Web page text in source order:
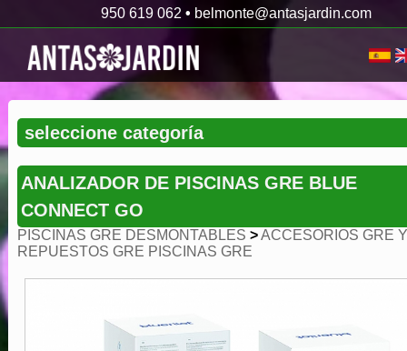
950 619 062 • belmonte@antasjardin.com
ANALIZADOR DE PISCINAS GRE BLUE
CONNECT GO
PISCINAS GRE DESMONTABLES > ACCESORIOS GRE Y
REPUESTOS GRE PISCINAS GRE